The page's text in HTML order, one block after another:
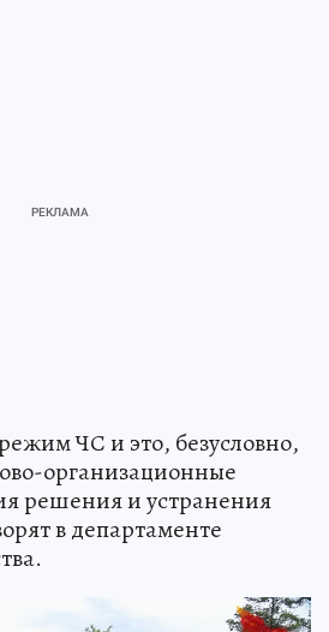
ЧС и это, безусловно,
организационные
решения и устранения
в департаменте